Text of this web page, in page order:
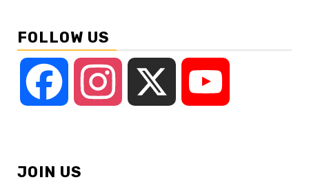
FOLLOW US
Facebook Instagram
JOIN US